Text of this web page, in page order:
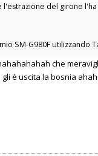
l'estrazione del girone
SM-G980F utilizzando
che
gli è uscita la bosnia